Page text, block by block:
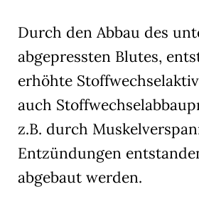
Durch den Abbau des
abgepressten Blutes,
erhöhte
auch
z.B. durch
Entzündungen
abgebaut werden.